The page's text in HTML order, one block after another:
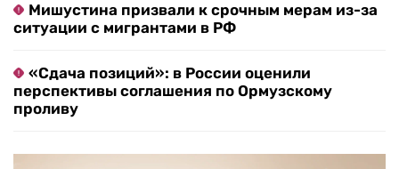
Мишустина призвали к срочным мерам из-за
ситуации с мигрантами в РФ
«Сдача позиций»: в России оценили
перспективы соглашения по Ормузскому
проливу